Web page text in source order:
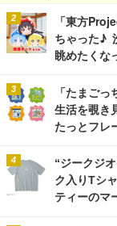
「東方
ちゃった♪
眺めたくな
「たまご
生活を覗き
たっとフレ
“ジークジ
ク入りTシ
ティーのマ